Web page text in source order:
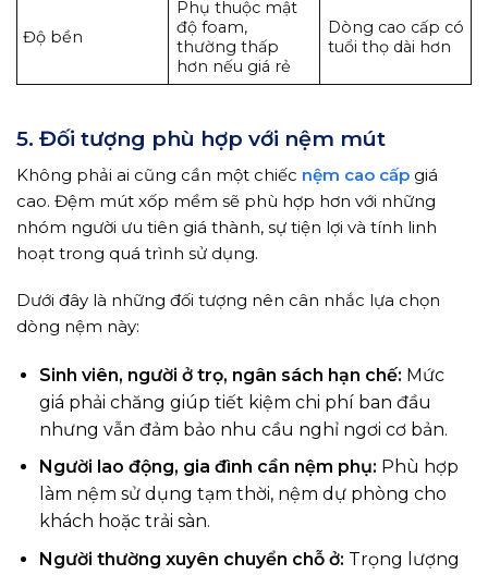
Độ bền
Phụ thuộc mật
độ foam,
thường thấp
hơn nếu giá rẻ
Dòng cao cấp có
tuổi thọ dài hơn
5. Đối tượng phù hợp với nệm mút
Không phải ai cũng cần một chiếc nệm cao cấp giá
cao. Đệm mút xốp mềm sẽ phù hợp hơn với những
nhóm người ưu tiên giá thành, sự tiện lợi và tính linh
hoạt trong quá trình sử dụng.
Dưới đây là những đối tượng nên cân nhắc lựa chọn
dòng nệm này:
Sinh viên, người ở trọ, ngân sách hạn chế: Mức
giá phải chăng giúp tiết kiệm chi phí ban đầu
nhưng vẫn đảm bảo nhu cầu nghỉ ngơi cơ bản.
Người lao động, gia đình cần nệm phụ: Phù hợp
làm nệm sử dụng tạm thời, nệm dự phòng cho
khách hoặc trải sàn.
Người thường xuyên chuyển chỗ ở: Trọng lượng